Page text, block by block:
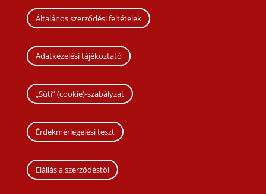
Általános szerződési feltételek
Adatkezelési tájékoztató
„Süti” (cookie)-szabályzat
Érdekmérlegelési teszt
Elállás a szerződéstől